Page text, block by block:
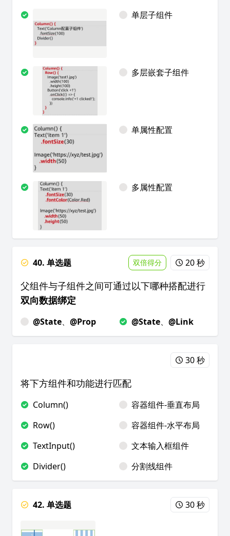
单层子组件
多层嵌套子组件
单属性配置
多属性配置
40. 单选题 双倍得分 20 秒
父组件与子组件之间可通过以下哪种搭配进行
双向数据绑定
@State、 @Prop @State、 @Link
30 秒
将下方组件和功能进行匹配
Column()
容器组件-垂直布局
Row()
容器组件-水平布局
TextInput()
文本输入框组件
Divider()
分割线组件
42. 单选题 30 秒